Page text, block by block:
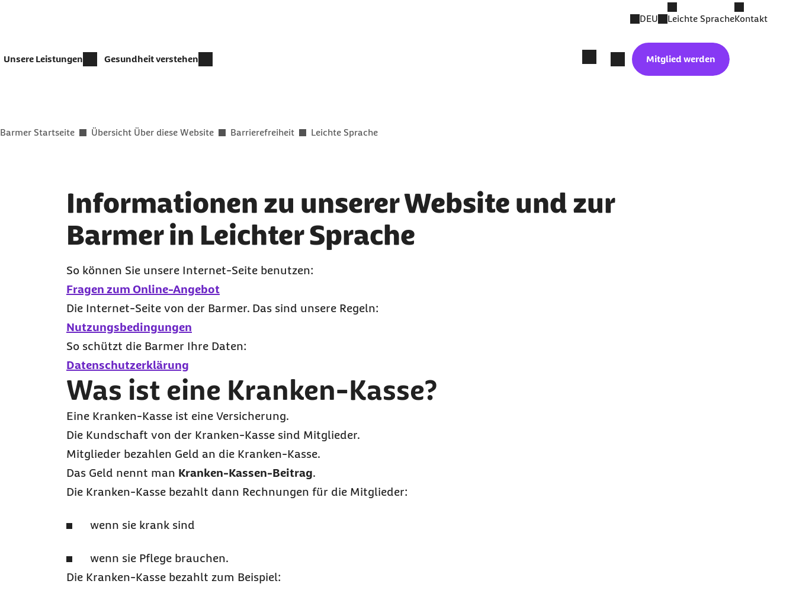
DEU Leichte SpracheKontakt
Unsere Leistungen Gesundheit verstehen Mitglied werden
Sie befinden sich hier:
Barmer Startseite Übersicht Über diese Website Barrierefreiheit Leichte Sprache
Informationen zu unserer Website und zur
Barmer in Leichter Sprache
So können Sie unsere Internet-Seite benutzen:
Fragen zum Online-Angebot
Die Internet-Seite von der Barmer. Das sind unsere Regeln:
Nutzungsbedingungen
So schützt die Barmer Ihre Daten:
Datenschutzerklärung
Was ist eine Kranken-Kasse?
Eine Kranken-Kasse ist eine Versicherung.
Die Kundschaft von der Kranken-Kasse sind Mitglieder.
Mitglieder bezahlen Geld an die Kranken-Kasse.
Das Geld nennt man Kranken-Kassen-Beitrag.
Die Kranken-Kasse bezahlt dann Rechnungen für die Mitglieder:
wenn sie krank sind
wenn sie Pflege brauchen.
Die Kranken-Kasse bezahlt zum Beispiel: